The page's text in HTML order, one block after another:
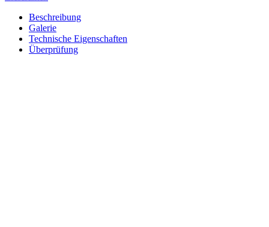
Beschreibung
Galerie
Technische Eigenschaften
Überprüfung